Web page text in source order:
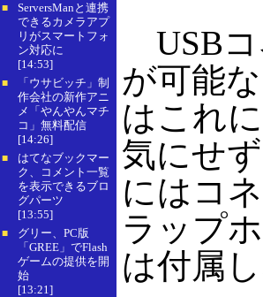
■
ServersManと連携
できるカメラアプ
リがスマートフォ
ン対応に
[14:53]
■
「ウサビッチ」制
作会社の新作アニ
メ「やんやんマチ
コ」無料配信
[14:26]
■
はてなブックマー
ク、コメント一覧
を表示できるブロ
グパーツ
[13:55]
■
グリー、PC版
「GREE」でFlash
ゲームの提供を開
始
[13:21]
USBコ
が可能
はこれ
気にせ
にはコ
ラップ
は付属し